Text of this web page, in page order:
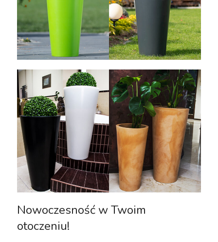
Nowoczesność w Twoim
otoczeniu!